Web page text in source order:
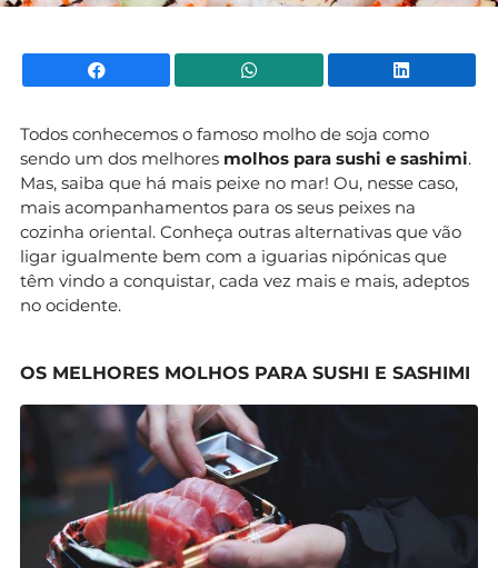
Facebook WhatsApp
Todos conhecemos o famoso molho de soja como
sendo um dos melhores molhos para sushi e sashimi.
Mas, saiba que há mais peixe no mar! Ou, nesse caso,
mais acompanhamentos para os seus peixes na
cozinha oriental. Conheça outras alternativas que vão
ligar igualmente bem com a iguarias nipónicas que
têm vindo a conquistar, cada vez mais e mais, adeptos
no ocidente.
OS MELHORES MOLHOS PARA SUSHI E SASHIMI